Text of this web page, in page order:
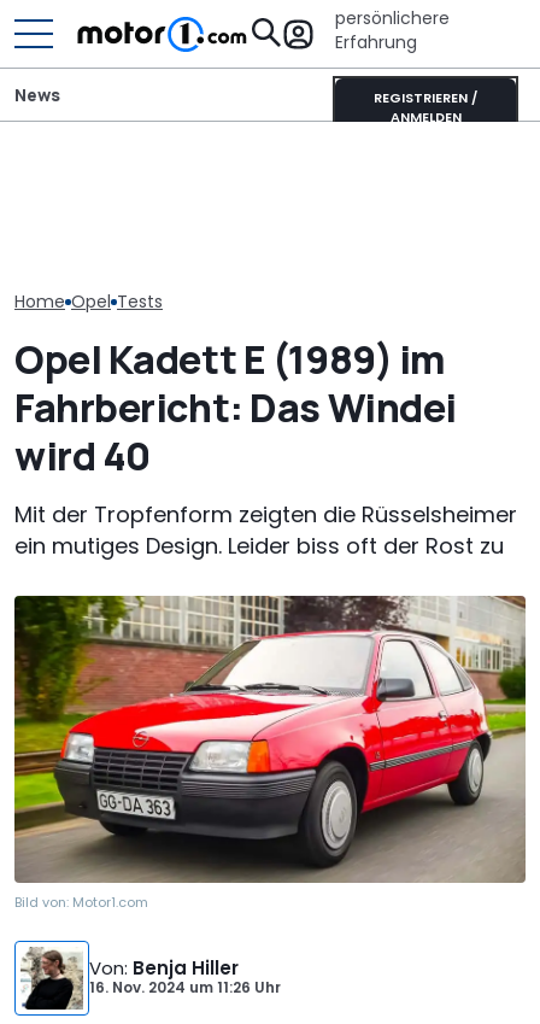
persönlichere
Erfahrung
REGISTRIEREN /
ANMELDEN
News
Home Opel Tests
Opel Kadett E (1989) im
Fahrbericht: Das Windei
wird 40
Mit der Tropfenform zeigten die Rüsselsheimer
ein mutiges Design. Leider biss oft der Rost zu
Bild von: Motor1.com
Von: Benja Hiller
16. Nov. 2024 um11:26 Uhr